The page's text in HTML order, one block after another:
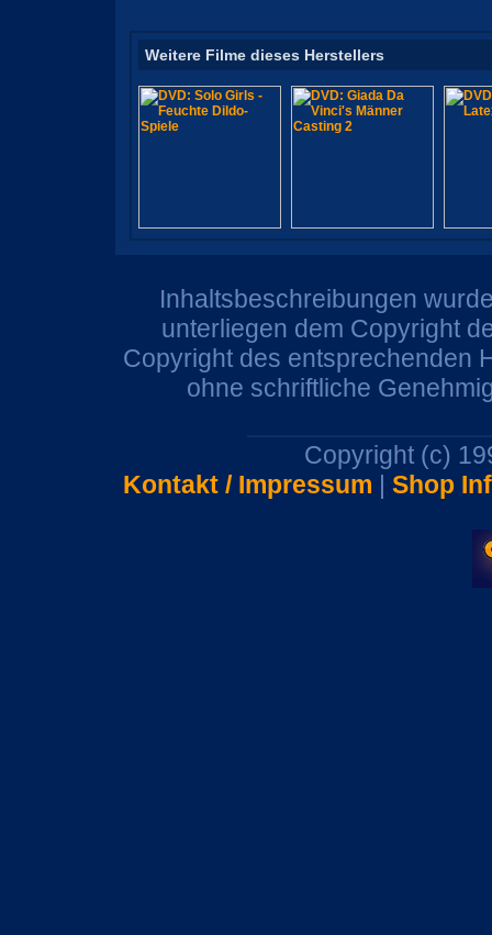
Weitere Filme dieses Herstellers
Inhaltsbeschreibungen
unterliegen dem Copyright
Copyright des entsprechenden
ohne schriftliche
Copyright (c)
Kontakt / Impressum | Shop